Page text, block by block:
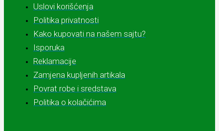
Uslovi korišćenja
Politika privatnosti
Kako kupovati na našem sajtu?
Isporuka
Reklamacije
Zamjena kupljenih artikala
Povrat robe i sredstava
Politika o kolačićima